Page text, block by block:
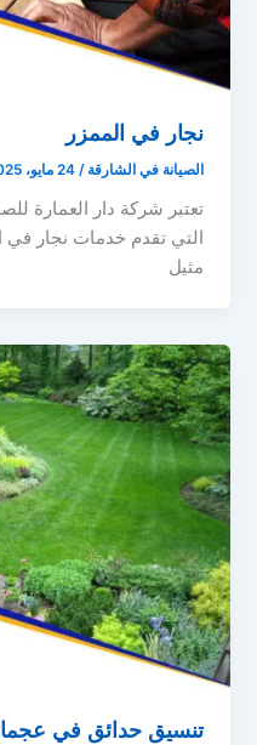
نجار في الممزر
الصيانة في الشارقة /24 مايو، 2025
تعتبر شركة دار العمارة
التي تقدم خدمات نجار في
مثيل
تنسيق حدائق في